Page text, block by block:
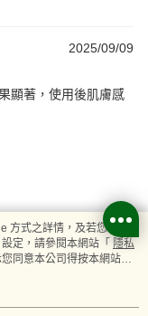
2025/09/09
顯著，使用後肌膚感
方式之詳情，及若您不希
定，請參閱本網站「 隱私
同意本公司得按本網站使